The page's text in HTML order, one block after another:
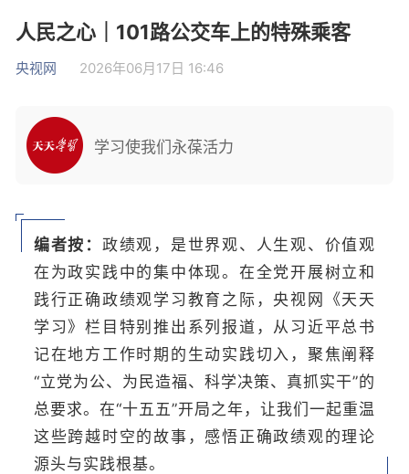
人民之心｜101路公交车上的特殊乘客
央视网 2026年06月17日 16:46
学习使我们永葆活力
编者按： 政绩观，是世界观、人生观、价值观
在为政实践中的集中体现。在全党开展树立和
践行正确政绩观学习教育之际，央视网《天天
学习》栏目特别推出系列报道，从习近平总书
记在地方工作时期的生动实践切入，聚焦阐释
“立党为公、为民造福、科学决策、真抓实干”的
总要求。在“十五五”开局之年，让我们一起重温
这些跨越时空的故事，感悟正确政绩观的理论
源头与实践根基。